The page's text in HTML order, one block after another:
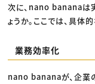
次に、nano bananaは
ょうか。ここでは、具体
業務効率化
nano bananaが、企業